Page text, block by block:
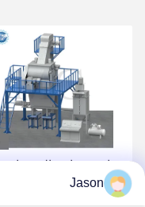
صناعة صناعة الصمغات
Jason